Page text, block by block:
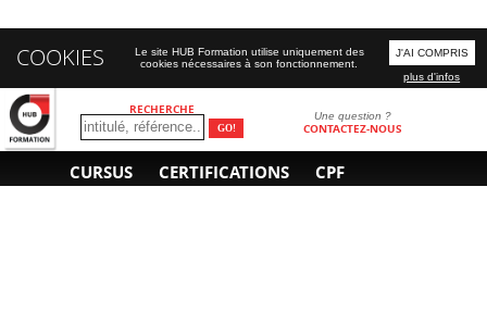
RECHERCHE Une question ?
CONTACTEZ-NOUS
CURSUS CERTIFICATIONS CPF
COOKIES
Le site HUB Formation utilise uniquement des
cookies nécessaires à son fonctionnement.
J'AI COMPRIS
plus d'infos